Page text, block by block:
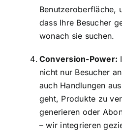
Benutzeroberfläche,
dass Ihre Besucher
wonach sie suchen.
Conversion-Power:
nicht nur Besucher
auch Handlungen
geht, Produkte zu
generieren oder
– wir integrieren